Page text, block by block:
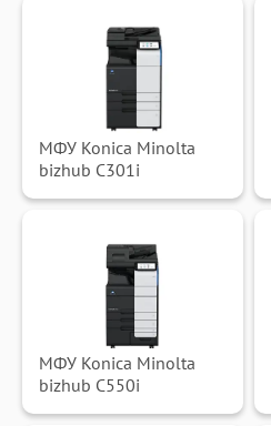
МФУ Konica Minolta
bizhub C301i
МФУ Konica Minolta
bizhub C550i